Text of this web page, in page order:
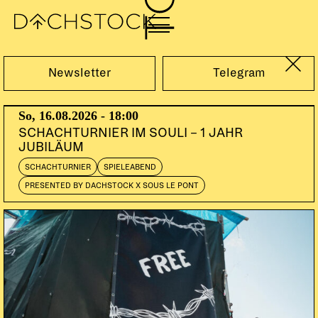
Fr, 16.09.2011
Newsletter Telegram
So, 16.08.2026 - 18:00
SCHACHTURNIER IM SOULI – 1 JAHR
JUBILÄUM
SCHACHTURNIER SPIELEABEND
PRESENTED BY DACHSTOCK X SOUS LE PONT